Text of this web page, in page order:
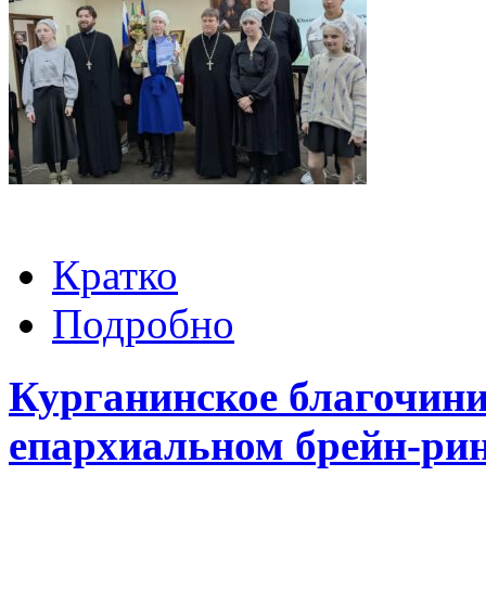
Кратко
Подробно
Курганинское
епархиальном брейн-